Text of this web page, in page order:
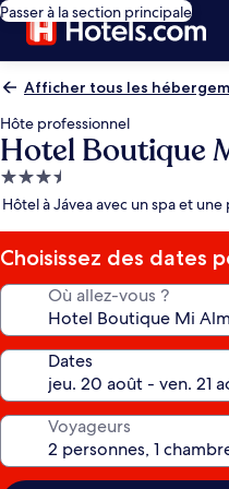
Passer à la section principale
Afficher tous les
Hôte professionnel
Hotel Boutique
Hébergement
3.5 étoiles
Hôtel à Jávea avec un spa et
Choisissez des dates
Où allez-vous ?
Dates
Voyageurs